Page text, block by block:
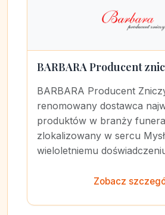
BARBARA Producent
BARBARA Producent
renomowany dostawca
produktów w branży
zlokalizowany w sercu
wieloletniemu
Zobacz